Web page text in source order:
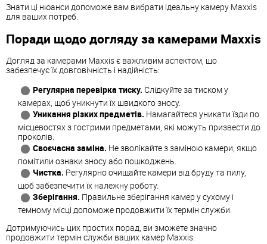
Знати ці нюанси допоможе вам вибрати ідеальну камеру Maxxis
для ваших потреб.
Поради щодо догляду за камерами Maxxis
Догляд за камерами Maxxis є важливим аспектом, що
забезпечує їх довговічність і надійність:
Регулярна перевірка тиску. Слідкуйте за тиском у
камерах, щоб уникнути їх швидкого зносу.
Уникання різких предметів. Намагайтеся уникати їзди по
місцевостях з гострими предметами, які можуть призвести до
проколів.
Своєчасна заміна. Не зволікайте з заміною камери, якщо
помітили ознаки зносу або пошкоджень.
Чистка. Регулярно очищайте камери від бруду та пилу,
щоб забезпечити їх належну роботу.
Зберігання. Правильне зберігання камер у сухому і
темному місці допоможе продовжити їх термін служби.
Дотримуючись цих простих порад, ви зможете значно
продовжити термін служби ваших камер Maxxis.